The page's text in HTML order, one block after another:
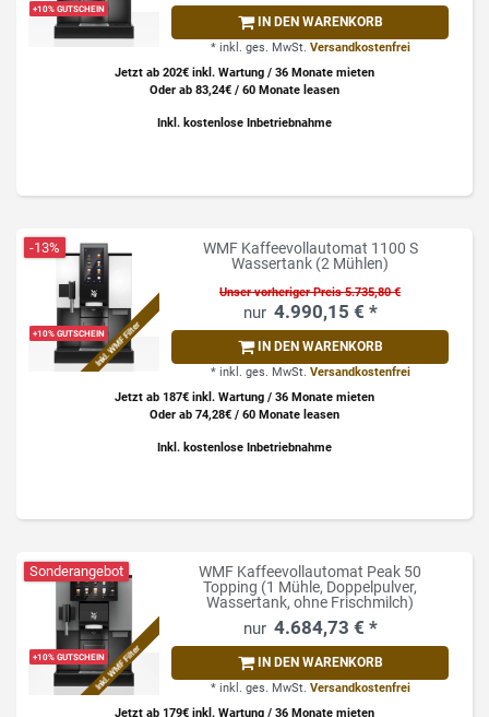
+10% GUTSCHEIN
IN DEN WARENKORB
* inkl. ges. MwSt. Versandkostenfrei
Jetzt ab 202€ inkl. Wartung / 36 Monate mieten
Oder ab 83,24€ / 60 Monate leasen
Inkl. kostenlose Inbetriebnahme
+10% GUTSCHEINInkl. WMF Filter
-13%
WMF Kaffeevollautomat 1100 S
Wassertank (2 Mühlen)
Unser vorheriger Preis 5.735,80 €
4.990,15 € *
IN DEN WARENKORB
* inkl. ges. MwSt. Versandkostenfrei
Jetzt ab 187€ inkl. Wartung / 36 Monate mieten
Oder ab 74,28€ / 60 Monate leasen
Inkl. kostenlose Inbetriebnahme
+10% GUTSCHEINInkl. WMF Filter
Sonderangebot
WMF Kaffeevollautomat Peak 50
Topping (1 Mühle, Doppelpulver,
Wassertank, ohne Frischmilch)
4.684,73 € *
IN DEN WARENKORB
* inkl. ges. MwSt. Versandkostenfrei
Jetzt ab 179€ inkl. Wartung / 36 Monate mieten